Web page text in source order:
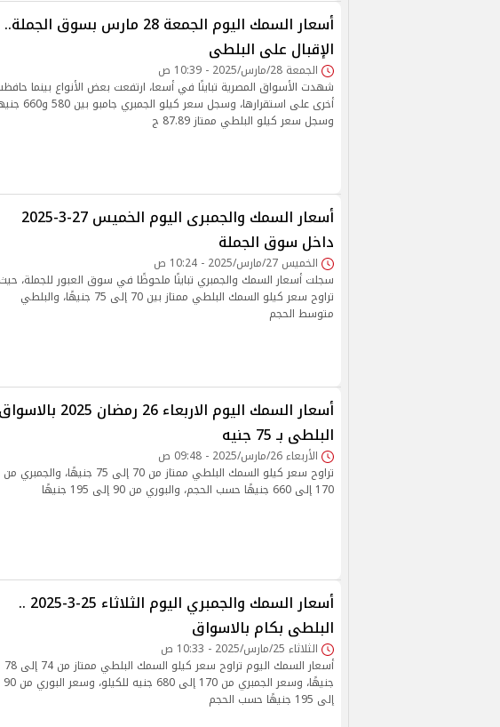
أسعار السمك اليوم الجمعة 28 مارس بسوق الجملة..
الإقبال على البلطى
الجمعة 28/مارس/2025 - 10:39 ص
شهدت الأسواق المصرية تباينًا في أسعا، ارتفعت بعض الأنواع بينما
أخرى على استقرارها، وسجل سعر كيلو
وسجل سعر كيلو البلطي ممتاز 87.89 ج
أسعار السمك والجمبرى اليوم الخميس 27-3-2025
داخل سوق الجملة
الخميس 27/مارس/2025 - 10:24 ص
سجلت أسعار السمك والجمبري تباينًا ملحوظًا في سوق العبور للجملة، حيث
تراوح سعر كيلو السمك البلطي ممتاز بين 70 إلى 75 جنيهًا، والبلطي
متوسط الحجم
أسعار السمك اليوم الاربعاء 26 رمضان
البلطى بـ 75 جنيه
الأربعاء 26/مارس/2025 - 09:48 ص
تراوح سعر كيلو السمك البلطي ممتاز من 70 إلى 75 جنيهًا، والجمبري من
170 إلى 660 جنيهًا حسب الحجم، والبوري من 90 إلى 195 جنيهًا
أسعار السمك والجمبري اليوم الثلاثاء 25-3-2025 ..
البلطى بكام بالاسواق
الثلاثاء 25/مارس/2025 - 10:33 ص
أسعار السمك اليوم تراوح سعر كيلو السمك البلطي ممتاز من 74 إلى 78
جنيهًا، وسعر الجمبري من 170 إلى 680 جنيه للكيلو، وسعر البوري من 90
إلى 195 جنيهًا حسب الحجم